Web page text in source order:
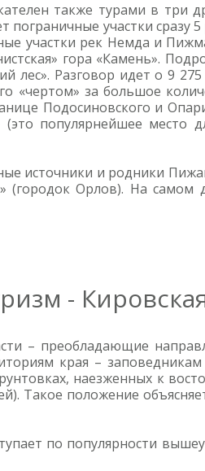
также турами в три
участки сразу
участки рек Немда и
гора «Камень».
лес». Разговор идет о 9
«чертом» за большое
Подосиновского и
популярнейшее место
источники и родники
(городок Орлов). На самом
-
– преобладающие
края –
наезженных к
Такое положение
по популярности